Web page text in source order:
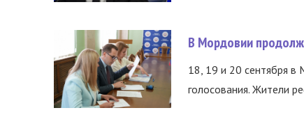
В Мордовии
18, 19 и 20 сентября в
голосования. Жители